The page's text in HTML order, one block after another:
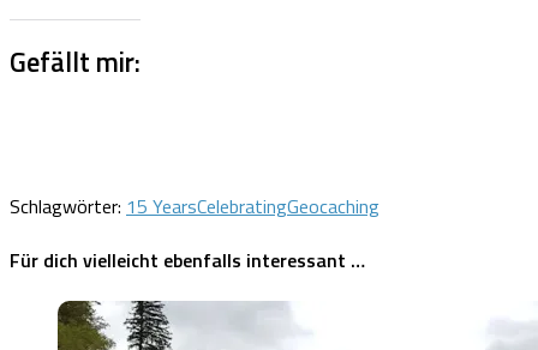
Gefällt mir:
Schlagwörter: 15 YearsCelebratingGeocaching
Für dich vielleicht ebenfalls interessant …